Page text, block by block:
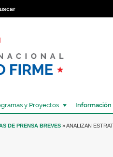
y Proyectos Información
AQUÍ
DE PRENSA BREVES » ANALIZAN